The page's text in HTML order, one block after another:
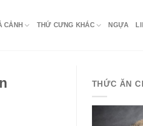
CẢNH THỨ CƯNG KHÁC NGỰA
THỨC ĂN